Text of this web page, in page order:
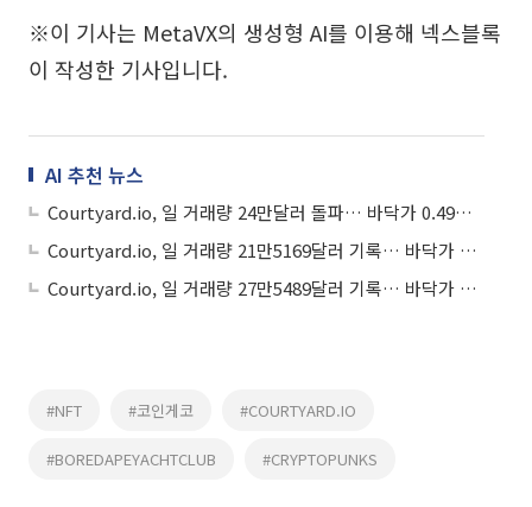
※이 기사는 MetaVX의 생성형 AI를 이용해 넥스블록
이 작성한 기사입니다.
AI 추천 뉴스
Courtyard.io, 일 거래량 24만달러 돌파… 바닥가 0.49달러
Courtyard.io, 일 거래량 21만5169달러 기록… 바닥가 0.466799달러
Courtyard.io, 일 거래량 27만5489달러 기록… 바닥가 3.89달러
#NFT #코인게코 #COURTYARD.IO
#BOREDAPEYACHTCLUB #CRYPTOPUNKS